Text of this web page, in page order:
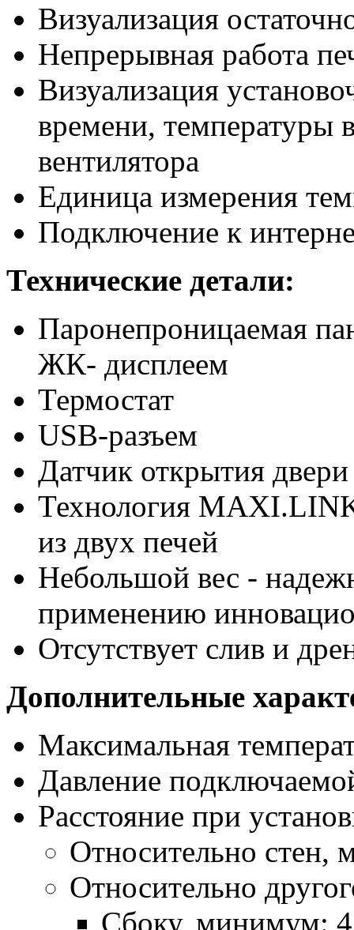
Визуализация
Непрерывная работа
Визуализация
времени, температуры
вентилятора
Единица измерения
Подключение к
Технические детали:
Паронепроницаемая
ЖК- дисплеем
Термостат
USB-разъем
Датчик открытия двери
Технология
из двух печей
Небольшой вес -
применению
Отсутствует слив и
Дополнительные
Максимальная
Давление
Расстояние при
Относительно
Относительно
Сбоку, минимум: